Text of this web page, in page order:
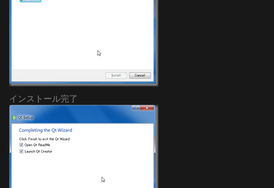
インストール完了